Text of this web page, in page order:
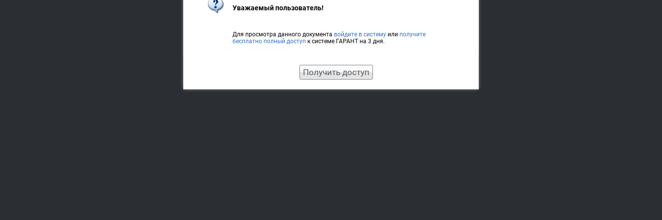
Уважаемый пользователь!
Для просмотра данного документа войдите в систему или получите
бесплатно полный доступ к системе ГАРАНТ на 3 дня.
Получить доступ